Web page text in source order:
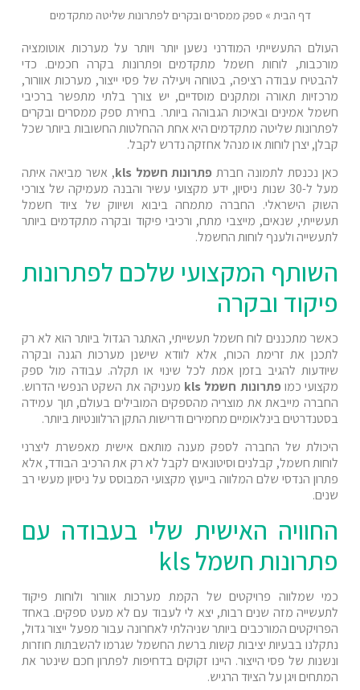
דף הבית » ספק ממסרים ובקרים לפתרונות שליטה מתקדמים
העולם התעשייתי המודרני נשען יותר ויותר על מערכות אוטומציה
מורכבות, לוחות חשמל מתקדמים ופתרונות בקרה חכמים. כדי
להבטיח עבודה רציפה, בטוחה ויעילה של פסי ייצור, מערכות אוורור,
מרכזיות תאורה ומתקנים מוסדיים, יש צורך בלתי מתפשר ברכיבי
חשמל אמינים ובאיכות הגבוהה ביותר. בחירת ספק ממסרים ובקרים
לפתרונות שליטה מתקדמים היא אחת ההחלטות החשובות ביותר שכל
קבלן, יצרן לוחות או מנהל אחזקה נדרש לקבל.
כאן נכנסת לתמונה חברת פתרונות חשמל kls
, אשר מביאה איתה
מעל ל-30 שנות ניסיון, ידע מקצועי עשיר והבנה מעמיקה של צורכי
השוק הישראלי. החברה מתמחה ביבוא ושיווק של ציוד חשמל
תעשייתי, שנאים, מייצבי מתח, ורכיבי פיקוד ובקרה מתקדמים ביותר
לתעשייה ולענף לוחות החשמל.
השותף המקצועי שלכם לפתרונות
פיקוד ובקרה
כאשר מתכננים לוח חשמל תעשייתי, האתגר הגדול ביותר הוא לא רק
לתכנן את זרימת הכוח, אלא לוודא שישנן מערכות הגנה ובקרה
שיודעות להגיב בזמן אמת לכל שינוי או תקלה. עבודה מול ספק
מקצועי כמו פתרונות חשמל kls
מעניקה את השקט הנפשי הדרוש.
החברה מייבאת את מוצריה מהספקים המובילים בעולם, תוך עמידה
בסטנדרטים בינלאומיים מחמירים ודרישות התקן הרלוונטיות ביותר.
היכולת של החברה לספק מענה מותאם אישית מאפשרת ליצרני
לוחות חשמל, קבלנים וסיטונאים לקבל לא רק את הרכיב הבודד, אלא
פתרון הנדסי שלם המלווה בייעוץ מקצועי המבוסס על ניסיון מעשי רב
שנים.
החוויה האישית שלי בעבודה עם
פתרונות חשמל kls
כמי שמלווה פרויקטים של הקמת מערכות אוורור ולוחות פיקוד
לתעשייה מזה שנים רבות, יצא לי לעבוד עם לא מעט ספקים. באחד
הפרויקטים המורכבים ביותר שניהלתי לאחרונה עבור מפעל ייצור גדול,
נתקלנו בבעיות יציבות קשות ברשת החשמל שגרמו להשבתות חוזרות
ונשנות של פסי הייצור. היינו זקוקים בדחיפות לפתרון חכם שינטר את
המתחים ויגן על הציוד הרגיש.